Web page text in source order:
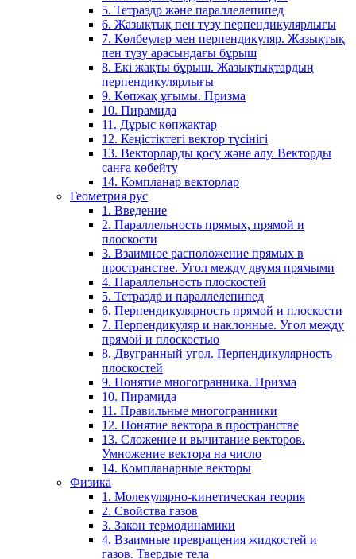
5. Тетраэдр және параллелепипед
6. Жазықтық пен түзу перпендикулярлығы
7. Көлбеулер мен перпендикуляр. Жазықтық
пен түзу арасындағы бұрыш
8. Екі жақты бұрыш. Жазықтықтардың
перпендикулярлығы
9. Көпжақ ұғымы. Призма
10. Пирамида
11. Дұрыс көпжақтар
12. Кеңістіктегі вектор түсінігі
13. Векторларды қосу және алу. Векторды
санға көбейту
14. Компланар векторлар
Геометрия рус
1. Введение
2. Параллельность прямых, прямой и
плоскости
3. Взаимное расположение прямых в
пространстве. Угол между двумя прямыми
4. Параллельность плоскостей
5. Тетраэдр и параллелепипед
6. Перпендикулярность прямой и плоскости
7. Перпендикуляр и наклонные. Угол между
прямой и плоскостью
8. Двугранный угол. Перпендикулярность
плоскостей
9. Понятие многогранника. Призма
10. Пирамида
11. Правильные многогранники
12. Понятие вектора в пространстве
13. Сложение и вычитание векторов.
Умножение вектора на число
14. Компланарные векторы
Физика
1. Молекулярно-кинетическая теория
2. Свойства газов
3. Закон термодинамики
4. Взаимные превращения жидкостей и
газов. Твердые тела